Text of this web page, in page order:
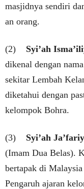
masjidnya sendiri
an orang.
(2) Syi’ah
dikenal dengan
sekitar Lembah
diketahui dengan
kelompok Bohra.
(3)
Syi’ah
(Imam Dua Belas).
bertapak di
Pengaruh ajaran